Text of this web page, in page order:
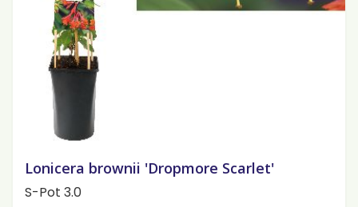
Lonicera brownii 'Dropmore Scarlet'
S-Pot 3.0